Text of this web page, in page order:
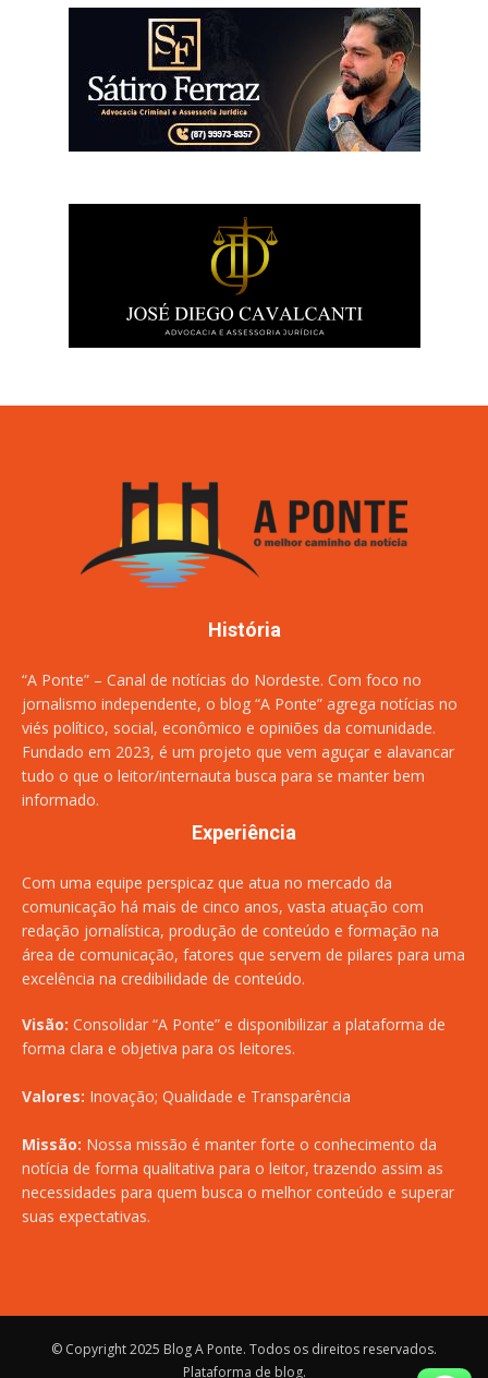
História
“A Ponte” – Canal de notícias do Nordeste. Com foco no
jornalismo independente, o blog “A Ponte” agrega notícias no
viés político, social, econômico e opiniões da comunidade.
Fundado em 2023, é um projeto que vem aguçar e alavancar
tudo o que o leitor/internauta busca para se manter bem
informado.
Experiência
Com uma equipe perspicaz que atua no mercado da
comunicação há mais de cinco anos, vasta atuação com
redação jornalística, produção de conteúdo e formação na
área de comunicação, fatores que servem de pilares para uma
excelência na credibilidade de conteúdo.
Visão: Consolidar “A Ponte” e disponibilizar a plataforma de
forma clara e objetiva para os leitores.
Valores: Inovação; Qualidade e Transparência
Missão: Nossa missão é manter forte o conhecimento da
notícia de forma qualitativa para o leitor, trazendo assim as
necessidades para quem busca o melhor conteúdo e superar
suas expectativas.
© Copyright 2025 Blog A Ponte. Todos os direitos reservados.
Plataforma de blog.